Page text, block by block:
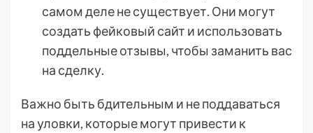
самом деле не существует. Они могут
создать фейковый сайт и использовать
поддельные отзывы, чтобы заманить вас
на сделку.
Важно быть бдительным и не поддаваться
на уловки, которые могут привести к